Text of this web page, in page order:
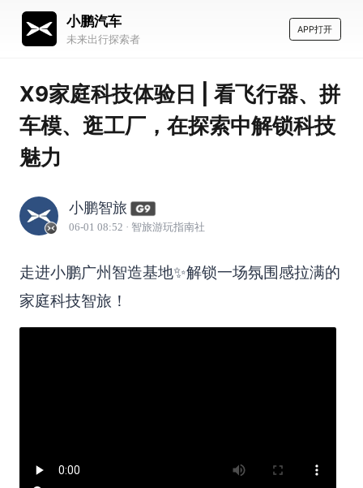
小鹏汽车
未来出行探索者
APP打开
X9家庭科技体验日 | 看飞行器、拼
车模、逛工厂，在探索中解锁科技
魅力
小鹏智旅
06-01 08:52 · 智旅游玩指南社
走进小鹏广州智造基地✨解锁一场氛围感拉满的
家庭科技智旅！